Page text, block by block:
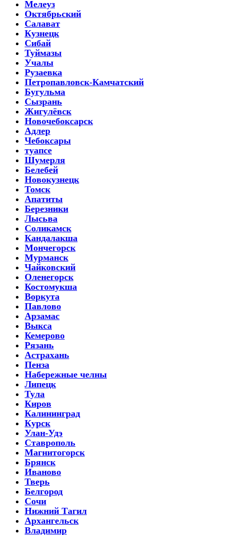
Мелеуз
Октябрьский
Салават
Кузнецк
Сибай
Туймазы
Учалы
Рузаевка
Петропавловск-Камчатский
Бугульма
Сызрань
Жигулёвск
Новочебоксарск
Адлер
Чебоксары
туапсе
Шумерля
Белебей
Новокузнецк
Томск
Апатиты
Березники
Лысьва
Соликамск
Кандалакша
Мончегорск
Мурманск
Чайковский
Оленегорск
Костомукша
Воркута
Павлово
Арзамас
Выкса
Кемерово
Рязань
Астрахань
Пенза
Набережные челны
Липецк
Тула
Киров
Калининград
Курск
Улан-Удэ
Ставрополь
Магнитогорск
Брянск
Иваново
Тверь
Белгород
Сочи
Нижний Тагил
Архангельск
Владимир